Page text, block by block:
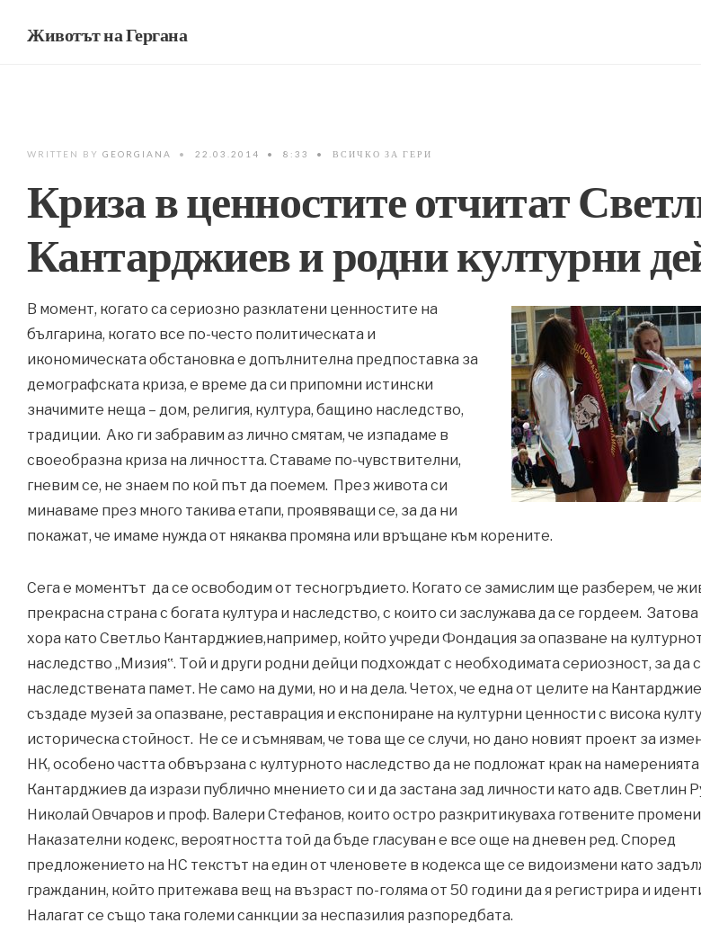
Животът на Гергана
WRITTEN BY GEORGIANA • 22.03.2014 • 8:33 • ВСИЧКО ЗА ГЕРИ
Криза в ценностите отчитат
Кантарджиев и родни културни
В момент, когато са сериозно разклатени ценностите на
българина, когато все по-често политическата и
икономическата обстановка е допълнителна предпоставка за
демографската криза, е време да си припомни истински
значимите неща – дом, религия, култура, бащино наследство,
традиции. Ако ги забравим аз лично смятам, че изпадаме в
своеобразна криза на личността. Ставаме по-чувствителни,
гневим се, не знаем по кой път да поемем. През живота си
минаваме през много такива етапи, проявяващи се, за да ни
покажат, че имаме нужда от някаква промяна или връщане към корените.
Сега е моментът да се освободим от тесногръдието. Когато се замислим ще разберем, че
прекрасна страна с богата култура и наследство, с които си заслужава да се гордеем.
хора като Светльо Кантарджиев,например, който учреди Фондация за опазване на
наследство „Мизия‟. Той и други родни дейци подхождат с необходимата сериозност, за да
наследствената памет. Не само на думи, но и на дела. Четох, че една от целите на
създаде музей за опазване, реставрация и експониране на културни ценности с висока
историческа стойност. Не се и съмнявам, че това ще се случи, но дано новият проект за
НК, особено частта обвързана с културното наследство да не подложат крак на
Кантарджиев да изрази публично мнението си и да застана зад личности като адв. Светлин
Николай Овчаров и проф. Валери Стефанов, които остро разкритикуваха готвените промени
Наказателни кодекс, вероятността той да бъде гласуван е все още на дневен ред. Според
предложението на НС текстът на един от членовете в кодекса ще се видоизмени като
гражданин, който притежава вещ на възраст по-голяма от 50 години да я регистрира и
Налагат се също така големи санкции за неспазилия разпоредбата.